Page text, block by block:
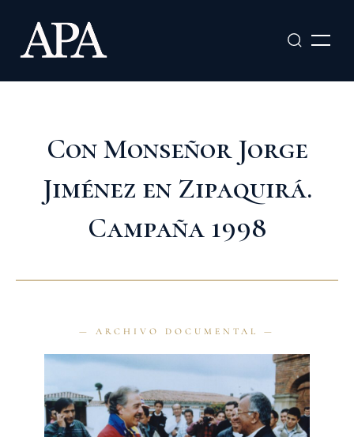
contenido
Con Monseñor Jorge
Jiménez en Zipaquirá.
Campaña 1998